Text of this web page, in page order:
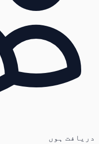
دریافت ہوں